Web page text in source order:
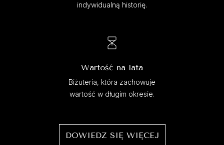
indywidualną historię.
Wartość na lata
Biżuteria, która zachowuje
wartość w długim okresie.
DOWIEDZ SIĘ WIĘCEJ